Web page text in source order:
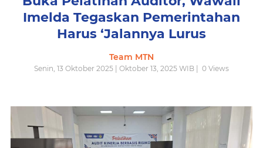
Imelda Tegaskan Pemerintahan
Harus ‘Jalannya Lurus
Team MTN
Senin, 13 Oktober 2025 | Oktober 13, 2025 WIB | 0 Views